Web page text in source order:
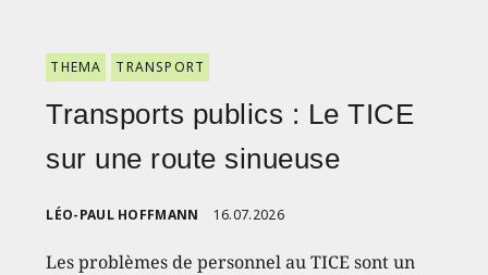
THEMA TRANSPORT
Transports publics : Le TICE
sur une route sinueuse
LÉO-PAUL HOFFMANN 16.07.2026
Les problèmes de personnel au TICE sont un